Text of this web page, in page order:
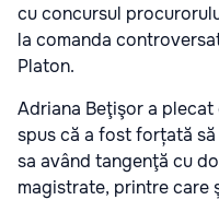
cu concursul
la comanda
Platon.
Adriana Beţişor a plecat
spus că a fost forțată
sa având tangenţă cu
magistrate, printre care